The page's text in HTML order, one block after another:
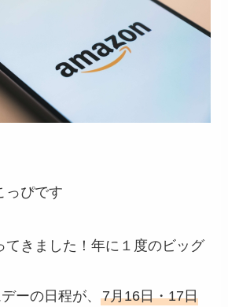
っぴです
てきました！年に１度のビッグ
ーの日程が、7月16日・17日